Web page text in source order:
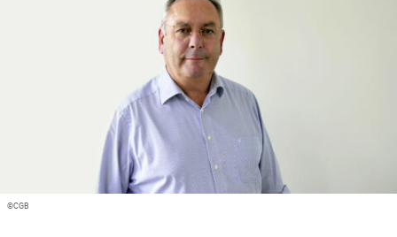
Guides pratiques
Abonnez-vous
©CGB